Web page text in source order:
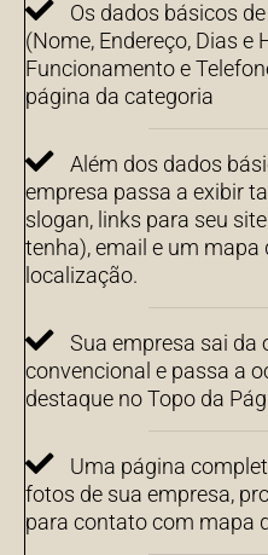
Os dados básicos
(Nome, Endereço, Dias e
Funcionamento e
página da categoria
Além dos dados
empresa passa a exibir
slogan, links para seu
tenha), email e um mapa
localização.
Sua empresa sai da
convencional e passa a
destaque no Topo da
Uma página
fotos de sua empresa,
para contato com mapa